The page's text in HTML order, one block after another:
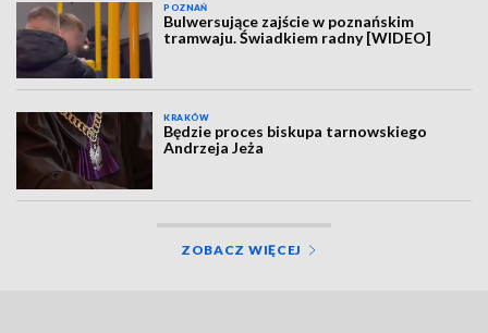
POZNAŃ
Bulwersujące zajście w poznańskim
tramwaju. Świadkiem radny [WIDEO]
KRAKÓW
Będzie proces biskupa tarnowskiego
Andrzeja Jeża
ZOBACZ WIĘCEJ